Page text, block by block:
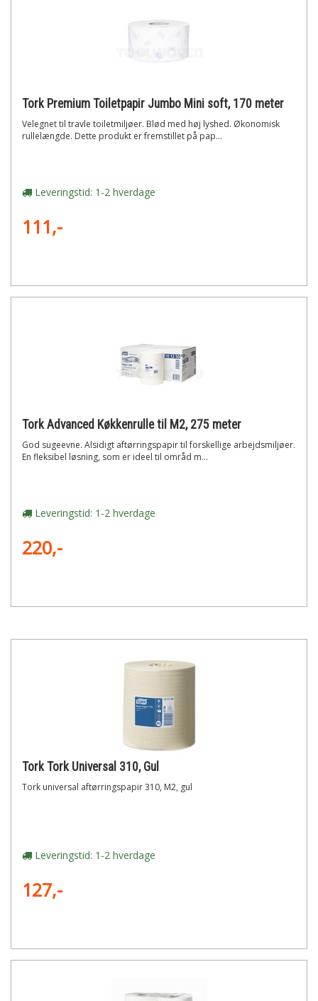
Tork Premium Toiletpapir Jumbo Mini soft, 170 meter
Velegnet til travle toiletmiljøer. Blød med høj lyshed. Økonomisk
rullelængde. Dette produkt er fremstillet på pap...
Leveringstid: 1-2 hverdage
111,-
Tork Advanced Køkkenrulle til M2, 275 meter
God sugeevne. Alsidigt aftørringspapir til forskellige arbejdsmiljøer.
En fleksibel løsning, som er ideel til områd m...
Leveringstid: 1-2 hverdage
220,-
Tork Tork Universal 310, Gul
Tork universal aftørringspapir 310, M2, gul
Leveringstid: 1-2 hverdage
127,-